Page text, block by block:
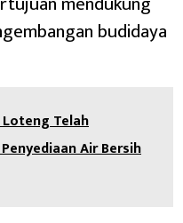
budidaya
Loteng Telah
Air Bersih